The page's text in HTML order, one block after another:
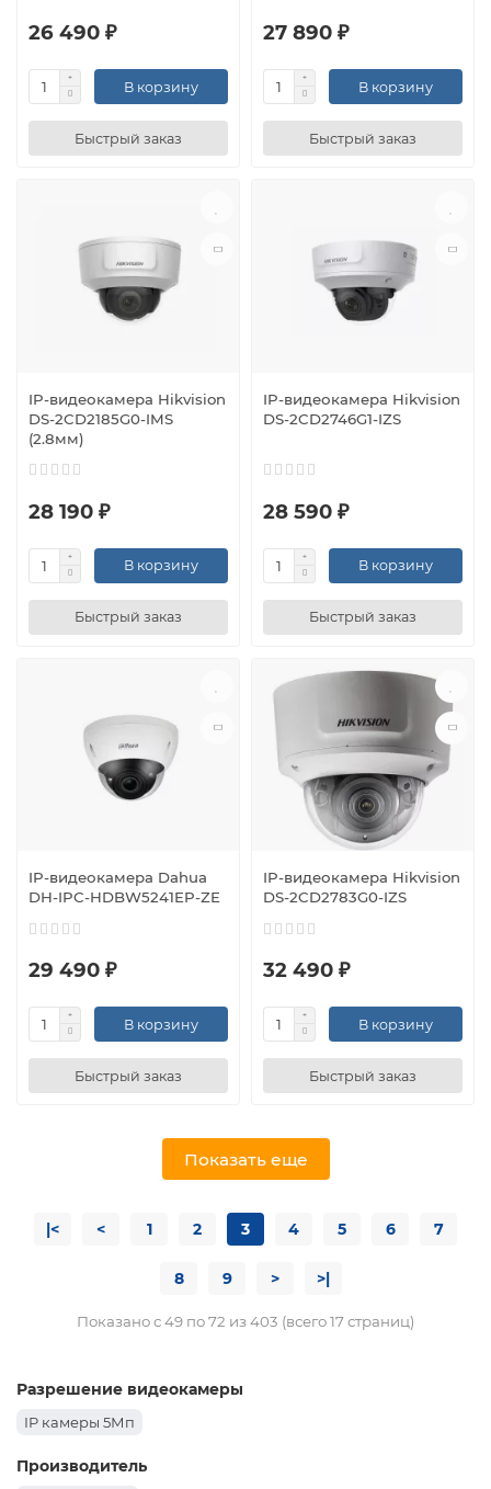
26 490 ₽
В корзину
Быстрый заказ
27 890 ₽
В корзину
Быстрый заказ
IP-видеокамера Hikvision
DS-2CD2185G0-IMS
(2.8мм)
28 190 ₽
В корзину
Быстрый заказ
IP-видеокамера Hikvision
DS-2CD2746G1-IZS
28 590 ₽
В корзину
Быстрый заказ
IP-видеокамера Dahua
DH-IPC-HDBW5241EP-ZE
29 490 ₽
В корзину
Быстрый заказ
IP-видеокамера Hikvision
DS-2CD2783G0-IZS
32 490 ₽
В корзину
Быстрый заказ
Показать еще
|< < 1 2 3 4 5 6 7
8 9 > >|
Показано с 49 по 72 из 403 (всего 17 страниц)
Разрешение видеокамеры
IP камеры 5Мп
Производитель